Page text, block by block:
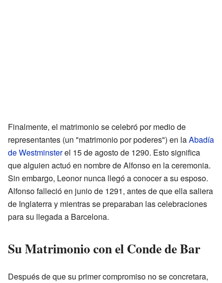
Finalmente, el matrimonio se celebró por medio de
representantes (un "matrimonio por poderes") en laAbadía
de Westminsterel 15 de agosto de 1290. Esto significa
que alguien actuó en nombre de Alfonso en la ceremonia.
Sin embargo, Leonor nunca llegó a conocer a su esposo.
Alfonso falleció en junio de 1291, antes de que ella saliera
de Inglaterra y mientras se preparaban las celebraciones
para su llegada a Barcelona.
Su Matrimonio con el Conde de Bar
Después de que su primer compromiso no se concretara,